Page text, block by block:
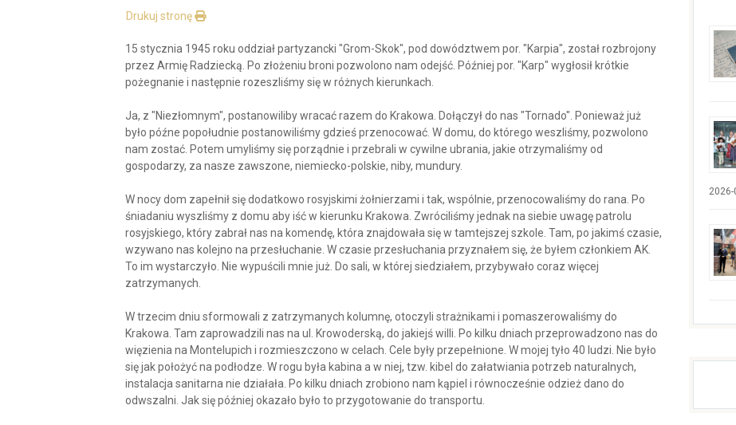
Drukuj stronę
15 stycznia 1945 roku oddział partyzancki "Grom-Skok", pod dowództwem por. "Karpia", został rozbrojony
przez Armię Radziecką. Po złożeniu broni pozwolono nam odejść. Później por. "Karp" wygłosił krótkie
pożegnanie i następnie rozeszliśmy się w różnych kierunkach.
Ja, z "Niezłomnym", postanowiliby wracać razem do Krakowa. Dołączył do nas "Tornado". Ponieważ już
było późne popołudnie postanowiliśmy gdzieś przenocować. W domu, do którego weszliśmy, pozwolono
nam zostać. Potem umyliśmy się porządnie i przebrali w cywilne ubrania, jakie otrzymaliśmy od
gospodarzy, za nasze zawszone, niemiecko-polskie, niby, mundury.
W nocy dom zapełnił się dodatkowo rosyjskimi żołnierzami i tak, wspólnie, przenocowaliśmy do rana. Po
śniadaniu wyszliśmy z domu aby iść w kierunku Krakowa. Zwróciliśmy jednak na siebie uwagę patrolu
rosyjskiego, który zabrał nas na komendę, która znajdowała się w tamtejszej szkole. Tam, po jakimś czasie,
wzywano nas kolejno na przesłuchanie. W czasie przesłuchania przyznałem się, że byłem członkiem AK.
To im wystarczyło. Nie wypuścili mnie już. Do sali, w której siedziałem, przybywało coraz więcej
zatrzymanych.
W trzecim dniu sformowali z zatrzymanych kolumnę, otoczyli strażnikami i pomaszerowaliśmy do
Krakowa. Tam zaprowadzili nas na ul. Krowoderską, do jakiejś willi. Po kilku dniach przeprowadzono nas do
więzienia na Montelupich i rozmieszczono w celach. Cele były przepełnione. W mojej tyło 40 ludzi. Nie było
się jak położyć na podłodze. W rogu była kabina a w niej, tzw. kibel do załatwiania potrzeb naturalnych,
instalacja sanitarna nie działała. Po kilku dniach zrobiono nam kąpiel i równocześnie odzież dano do
odwszalni. Jak się później okazało było to przygotowanie do transportu.
2026-